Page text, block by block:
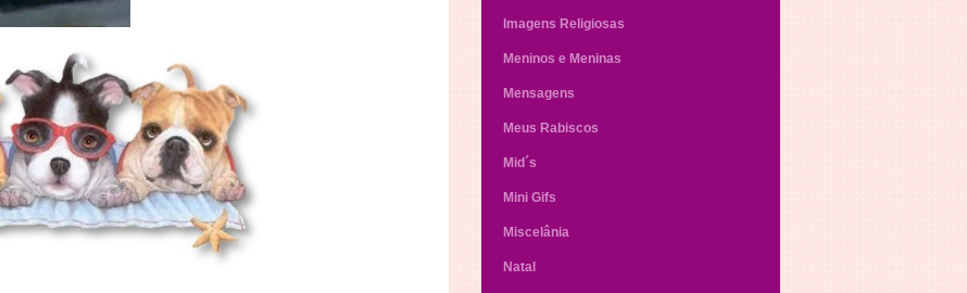
Imagens Religiosas
Meninos e Meninas
Mensagens
Meus Rabiscos
Mid´s
Mini Gifs
Miscelânia
Natal